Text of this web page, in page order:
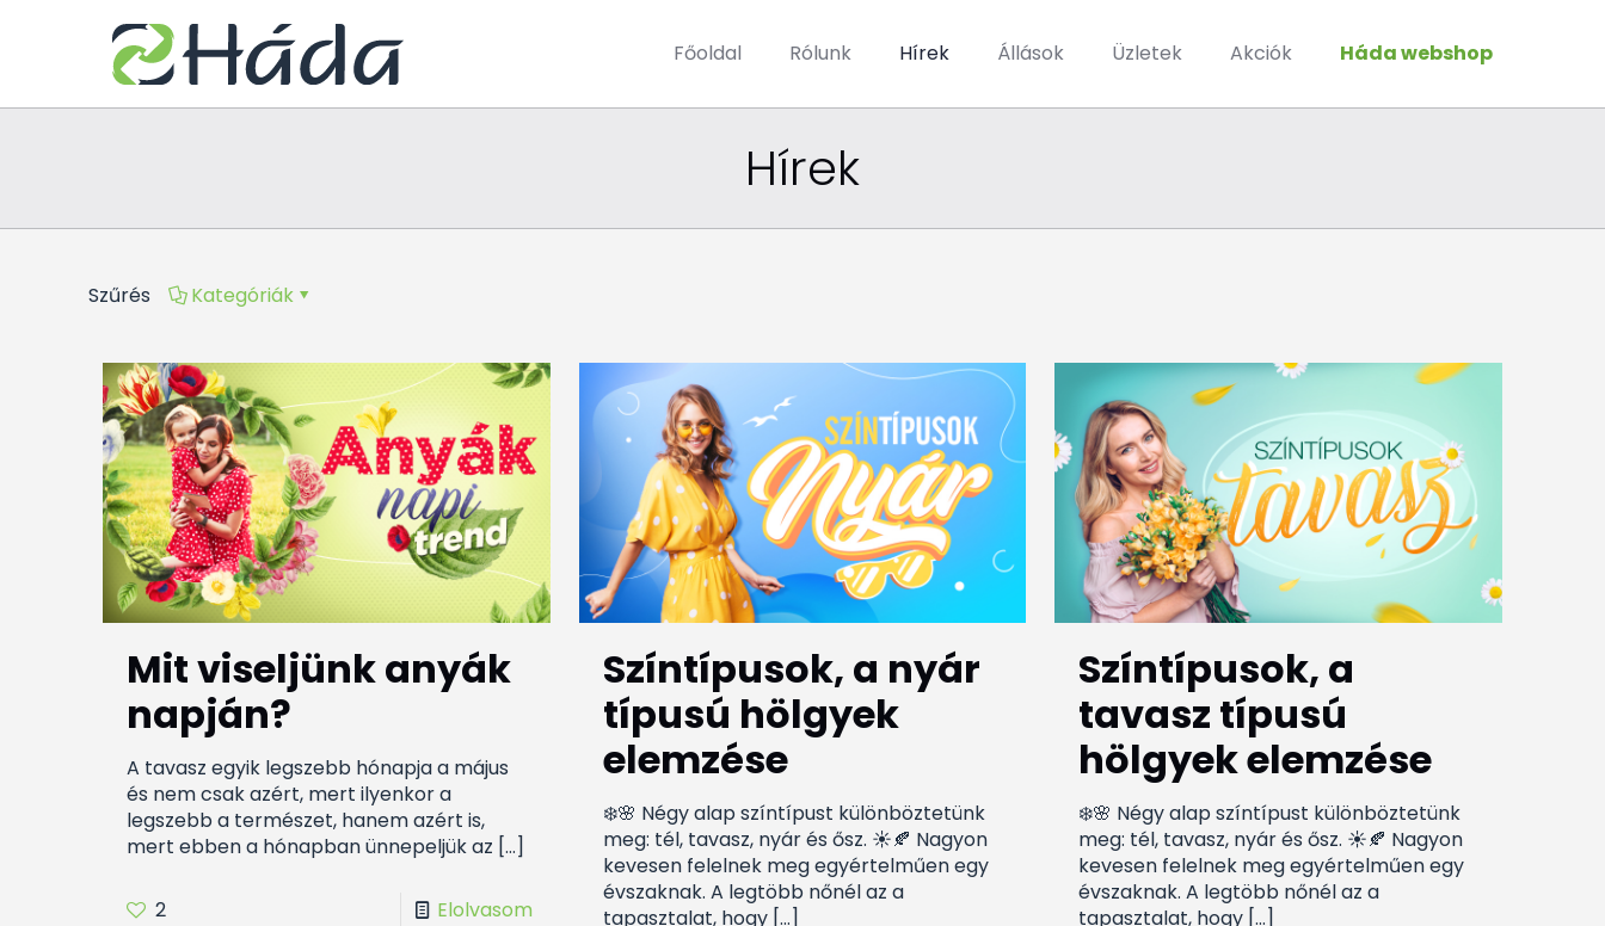
Főoldal Rólunk Hírek Állások Üzletek Akciók Háda webshop
Hírek
Szűrés Kategóriák
Mit viseljünk anyák
napján?
A tavasz egyik legszebb hónapja a május
és nem csak azért, mert ilyenkor a
legszebb a természet, hanem azért is,
mert ebben a hónapban ünnepeljük az […]
2 Elolvasom
Színtípusok, a nyár
típusú hölgyek
elemzése
❄️🌸 Négy alap színtípust különböztetünk
meg: tél, tavasz, nyár és ősz. ☀️🍂 Nagyon
kevesen felelnek meg egyértelműen egy
évszaknak. A legtöbb nőnél az a
tapasztalat, hogy[…]
Színtípusok, a
tavasz típusú
hölgyek elemzése
❄️🌸 Négy alap színtípust különböztetünk
meg: tél, tavasz, nyár és ősz. ☀️🍂 Nagyon
kevesen felelnek meg egyértelműen egy
évszaknak. A legtöbb nőnél az a
tapasztalat, hogy […]